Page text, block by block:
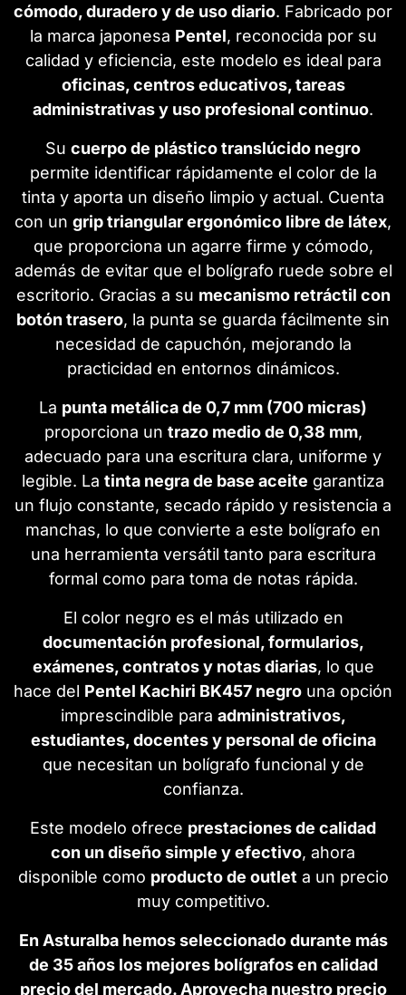
cómodo, duradero y de uso diario. Fabricado por
la marca japonesa Pentel, reconocida por su
calidad y eficiencia, este modelo es ideal para
oficinas, centros educativos, tareas
administrativas y uso profesional continuo.
Su cuerpo de plástico translúcido negro
permite identificar rápidamente el color de la
tinta y aporta un diseño limpio y actual. Cuenta
con un grip triangular ergonómico libre de látex,
que proporciona un agarre firme y cómodo,
además de evitar que el bolígrafo ruede sobre el
escritorio. Gracias a su mecanismo retráctil con
botón trasero, la punta se guarda fácilmente sin
necesidad de capuchón, mejorando la
practicidad en entornos dinámicos.
La punta metálica de 0,7 mm (700 micras)
proporciona un trazo medio de 0,38 mm,
adecuado para una escritura clara, uniforme y
legible. La tinta negra de base aceite garantiza
un flujo constante, secado rápido y resistencia a
manchas, lo que convierte a este bolígrafo en
una herramienta versátil tanto para escritura
formal como para toma de notas rápida.
El color negro es el más utilizado en
documentación profesional, formularios,
exámenes, contratos y notas diarias, lo que
hace del Pentel Kachiri BK457 negro una opción
imprescindible para administrativos,
estudiantes, docentes y personal de oficina
que necesitan un bolígrafo funcional y de
confianza.
Este modelo ofrece prestaciones de calidad
con un diseño simple y efectivo, ahora
disponible como producto de outlet a un precio
muy competitivo.
En Asturalba hemos seleccionado durante más
de 35 años los mejores bolígrafos en calidad
precio del mercado. Aprovecha nuestro precio